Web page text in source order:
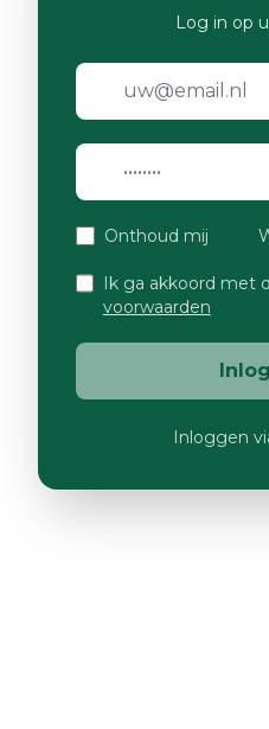
Log in op
Onthoud mij
Ik ga akkoord met
voorwaarden
Inloggen